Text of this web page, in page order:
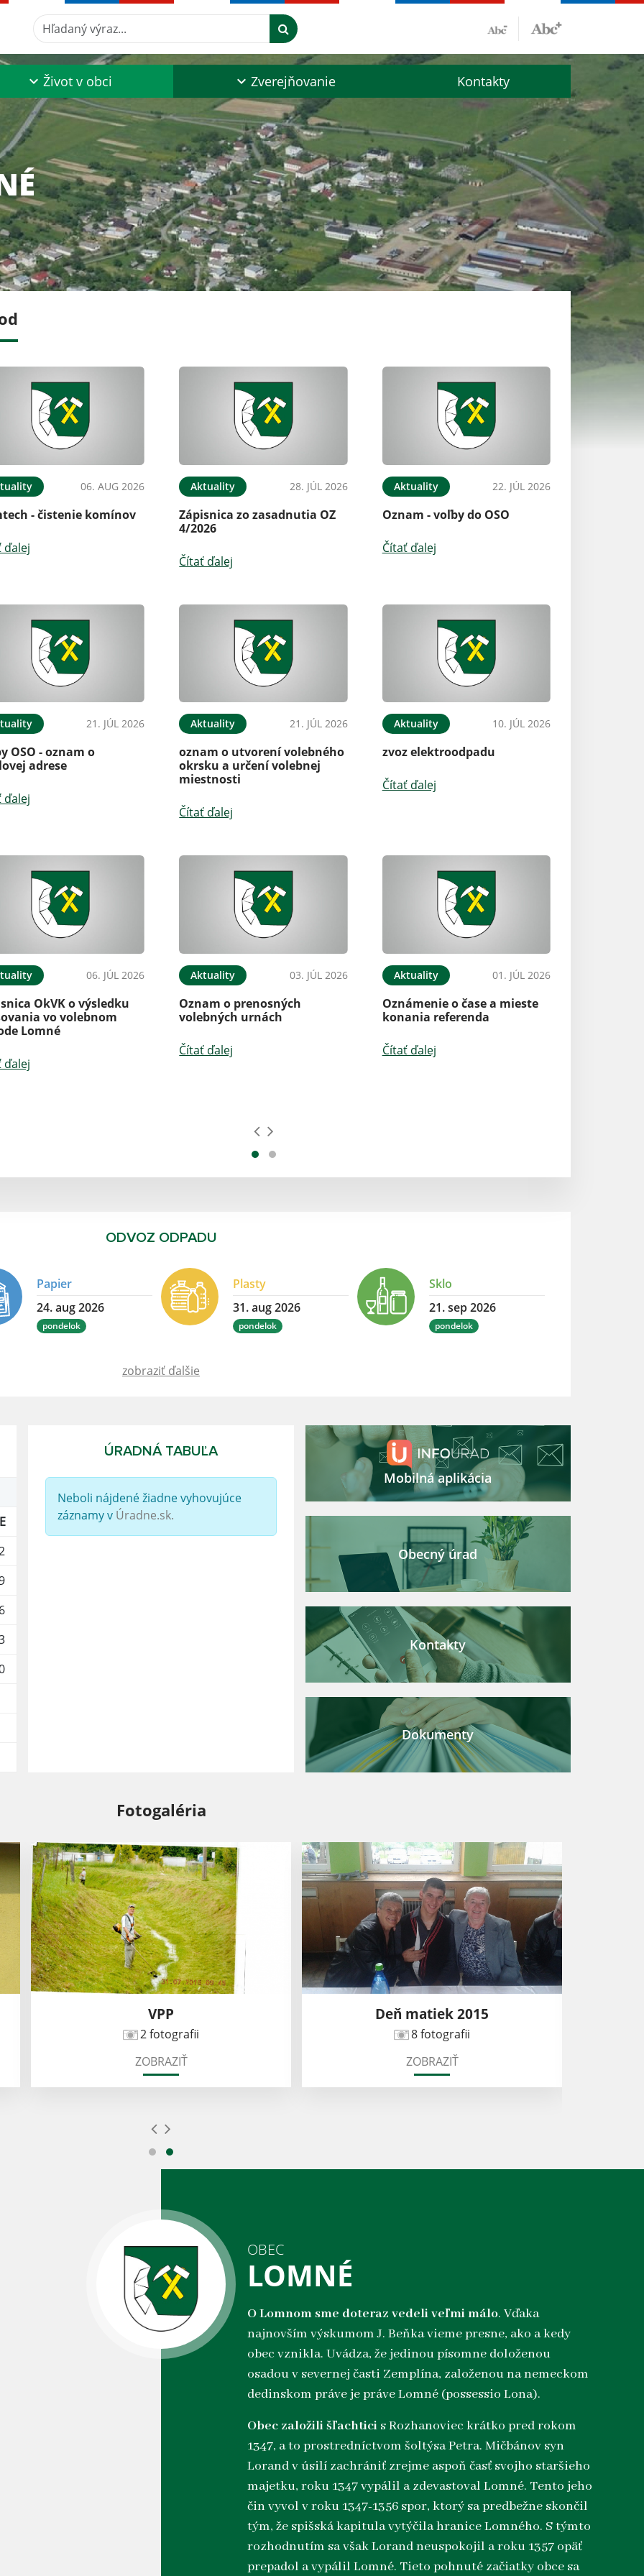
Hľadaný výraz...
Život v obci Zverejňovanie Kontakty
06. AUG 2026
- čistenie komínov
ďalej
Aktuality 28. JÚL 2026
Zápisnica zo zasadnutia OZ
4/2026
Čítať ďalej
Aktuality 22. JÚL 2026
Oznam - voľby do OSO
Čítať ďalej
21. JÚL 2026
OSO - oznam o
adrese
ďalej
Aktuality 21. JÚL 2026
oznam o utvorení volebného
okrsku a určení volebnej
miestnosti
Čítať ďalej
Aktuality 10. JÚL 2026
zvoz elektroodpadu
Čítať ďalej
06. JÚL 2026
OkVK o výsledku
vo volebnom
Lomné
ďalej
Aktuality 03. JÚL 2026
Oznam o prenosných
volebných urnách
Čítať ďalej
Aktuality 01. JÚL 2026
Oznámenie o čase a mieste
konania referenda
Čítať ďalej
ODVOZ ODPADU
Papier
24. aug 2026
pondelok
Plasty
31. aug 2026
pondelok
Sklo
21. sep 2026
pondelok
zobraziť ďalšie
ÚRADNÁ TABUĽA
Neboli nájdené žiadne vyhovujúce
záznamy v Úradne.sk.
Mobilná aplikácia
Obecný úrad
Kontakty
Dokumenty
Fotogaléria
VPP
2 fotografii
ZOBRAZIŤ
Deň matiek 2015
8 fotografii
ZOBRAZIŤ
OBEC
LOMNÉ
O Lomnom sme doteraz vedeli veľmi málo. Vďaka
najnovším výskumom J. Beňka vieme presne, ako a kedy
obec vznikla. Uvádza, že jedinou písomne doloženou
osadou v severnej časti Zemplína, založenou na nemeckom
dedinskom práve je práve Lomné (possessio Lona).
Obec založili šľachtici s Rozhanoviec krátko pred rokom
1347, a to prostredníctvom šoltýsa Petra. Mičbánov syn
Lorand v úsilí zachrániť zrejme aspoň časť svojho staršieho
majetku, roku 1347 vypálil a zdevastoval Lomné. Tento jeho
čin vyvol v roku 1347-1356 spor, ktorý sa predbežne skončil
tým, že spišská kapitula vytýčila hranice Lomného. S týmto
rozhodnutím sa však Lorand neuspokojil a roku 1357 opäť
prepadol a vypálil Lomné. Tieto pohnuté začiatky obce sa